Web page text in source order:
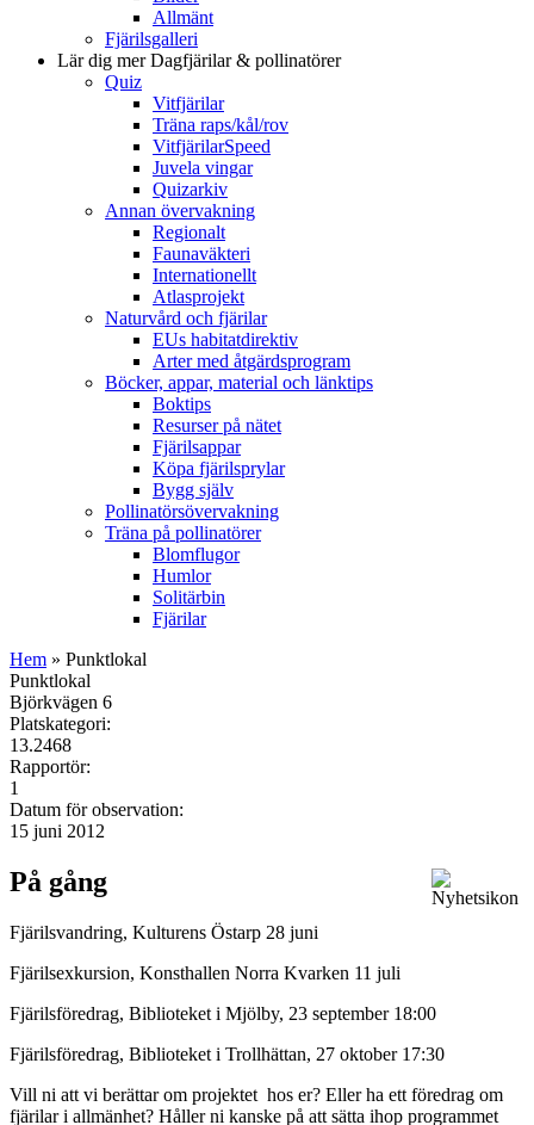
Allmänt
Fjärilsgalleri
Lär dig merDagfjärilar & pollinatörer
Quiz
Vitfjärilar
Träna raps/kål/rov
VitfjärilarSpeed
Juvela vingar
Quizarkiv
Annan övervakning
Regionalt
Faunaväkteri
Internationellt
Atlasprojekt
Naturvård och fjärilar
EUs habitatdirektiv
Arter med åtgärdsprogram
Böcker, appar, material och länktips
Boktips
Resurser på nätet
Fjärilsappar
Köpa fjärilsprylar
Bygg själv
Pollinatörsövervakning
Träna på pollinatörer
Blomflugor
Humlor
Solitärbin
Fjärilar
Hem » Punktlokal
Punktlokal
Björkvägen 6
Platskategori:
13.2468
Rapportör:
1
Datum för observation:
15 juni 2012
På gång
Fjärilsvandring, Kulturens Östarp 28 juni
Fjärilsexkursion, Konsthallen Norra Kvarken 11 juli
Fjärilsföredrag, Biblioteket i Mjölby, 23 september 18:00
Fjärilsföredrag, Biblioteket i Trollhättan, 27 oktober 17:30
Vill ni att vi berättar om projektet hos er? Eller ha ett föredrag om
fjärilar i allmänhet? Håller ni kanske på att sätta ihop programmet